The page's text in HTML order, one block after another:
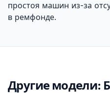
простоя машин из-за
в ремфонде.
Другие модели: